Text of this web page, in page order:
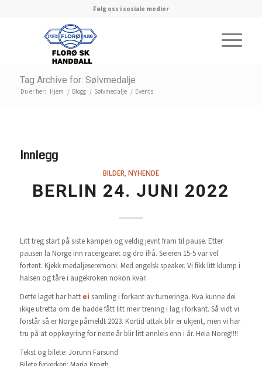
Følg oss i sosiale medier
Tag Archive for: Sølvmedalje
Du er her: Hjem / Blogg / Sølvmedalje / Events
Innlegg
BILDER NYHENDE
BERLIN 24. JUNI 2022
Litt treg start på siste kampen og veldig jevnt fram til pause. Etter
pausen la Norge inn racergearet og dro ifrå. Seieren 15-5 var vel
fortent. Kjekk medaljeseremoni. Med engelsk speaker. Vi fikk litt klump i
halsen og tåre i augekroken nokon kvar.
Dette laget har hatt ei samling i forkant av turneringa. Kva kunne dei
ikkje utretta om dei hadde fått litt meir trening i lag i forkant. Så vidt vi
forstår så er Norge påmeldt 2023. Kortid uttak blir er ukjent, men vi har
tru på at oppkøyring for neste år blir litt annleis enn i år. Heia Noreg!!!!
Tekst og bilete: Jorunn Farsund